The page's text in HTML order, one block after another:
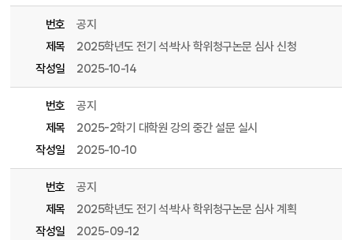
번호
공지
제목
2025학년도 전기 석·박사 학위청구논문 심사 신청
작성일
2025-10-14
번호
공지
제목
2025-2학기 대학원 강의 중간 설문 실시
작성일
2025-10-10
번호
공지
제목
2025학년도 전기 석·박사 학위청구논문 심사 계획
작성일
2025-09-12